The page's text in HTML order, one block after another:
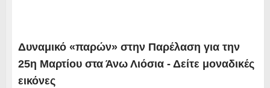
Δυναμικό «παρών» στην Παρέλαση για την
25η Μαρτίου στα Άνω Λιόσια - Δείτε μοναδικές
εικόνες